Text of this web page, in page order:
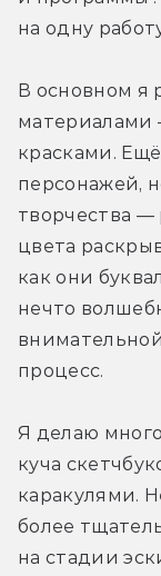
на одну
В основном я
материалами
красками.
персонажей,
творчества
цвета
как они
нечто
процесс.
Я делаю
куча
каракулями.
более
на стадии